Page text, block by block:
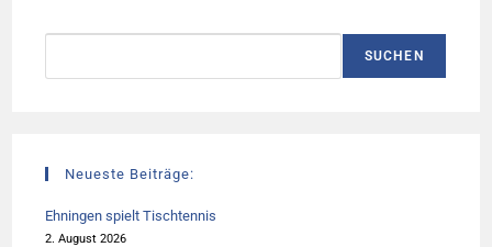
SUCHEN
Neueste Beiträge:
Ehningen spielt Tischtennis
2. August 2026